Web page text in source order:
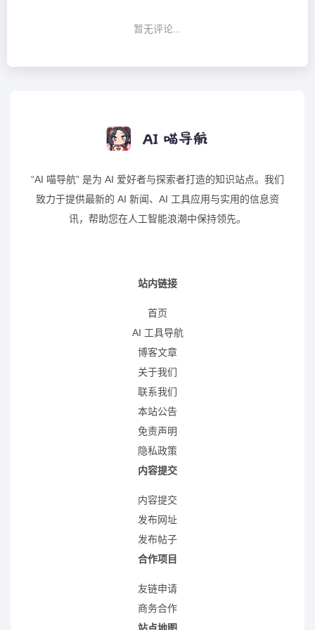
暂无评论...
“AI 喵导航” 是为 AI 爱好者与探索者打造的知识站点。我们
致力于提供最新的 AI 新闻、AI 工具应用与实用的信息资
讯，帮助您在人工智能浪潮中保持领先。
站内链接
首页
AI 工具导航
博客文章
关于我们
联系我们
本站公告
免责声明
隐私政策
内容提交
内容提交
发布网址
发布帖子
合作项目
友链申请
商务合作
站点地图